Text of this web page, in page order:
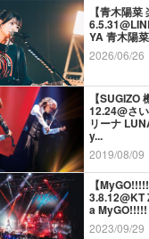
【青木陽
YA 青木陽
2026/06/26
【SUGIZO
12.24@さ
リーナ
y...
2019/08/09
【
3.8.12@KT
a
2023/09/29